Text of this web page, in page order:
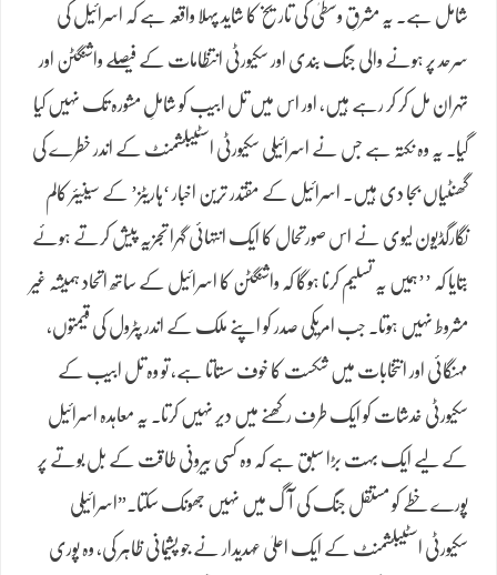
شامل ہے۔ یہ مشرقِ وسطیٰ کی تاریخ کا شاید پہلا واقعہ ہے کہ اسرائیل کی
سرحد پر ہونے والی جنگ بندی اور سکیورٹی انتظامات کے فیصلے واشنگٹن اور
تہران مل کر کر رہے ہیں، اور اس میں تل ابیب کو شاملِ مشورہ تک نہیں کیا
گیا۔ یہ وہ نکتہ ہے جس نے اسرائیلی سکیورٹی اسٹیبلشمنٹ کے اندر خطرے کی
گھنٹیاں بجا دی ہیں۔ اسرائیل کے مقتدر ترین اخبار ‘ہاریٹز’ کے سینیئر کالم
نگارگڈیون لیوی نے اس صورتحال کا ایک انتہائی گہرا تجزیہ پیش کرتے ہوئے
بتایا کہ ’’ہمیں یہ تسلیم کرنا ہوگا کہ واشنگٹن کا اسرائیل کے ساتھ اتحاد ہمیشہ غیر
مشروط نہیں ہوتا۔ جب امریکی صدر کو اپنے ملک کے اندر پٹرول کی قیمتوں،
مہنگائی اور انتخابات میں شکست کا خوف سستاتا ہے، تو وہ تل ابیب کے
سکیورٹی خدشات کو ایک طرف رکھنے میں دیر نہیں کرتا۔ یہ معاہدہ اسرائیل
کے لیے ایک بہت بڑا سبق ہے کہ وہ کسی بیرونی طاقت کے بل بوتے پر
پورے خطے کو مستقل جنگ کی آگ میں نہیں جھونک سکتا۔”اسرائیلی
سکیورٹی اسٹیبلشمنٹ کے ایک اعلیٰ عہدیدار نے جو پشیمانی ظاہر کی، وہ پوری